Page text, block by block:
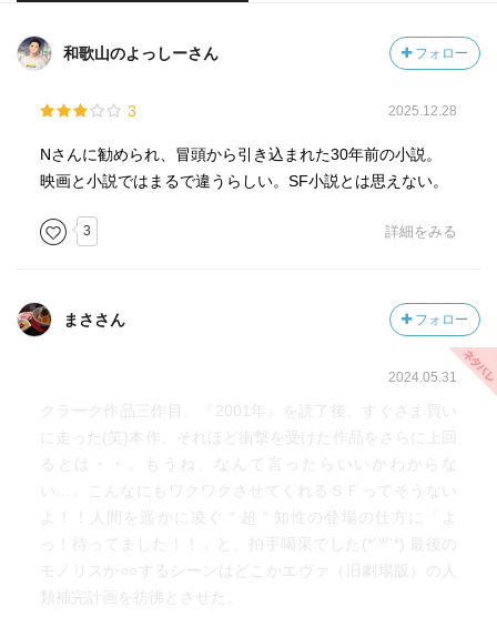
和歌山のよっしーさん フォロー
3 2025.12.28
Nさんに勧められ、冒頭から引き込まれた30年前の小説。
映画と小説ではまるで違うらしい。SF小説とは思えない。
3 詳細をみる
まささん フォロー
2024.05.31
クラーク作品三作目。『2001年』を読了後、すぐさま買い
に走った(笑)本作。それほど衝撃を受けた作品をさらに上回
るとは・・。もうね、なんて言ったらいいかわからな
い…。こんなにもワクワクさせてくれるＳＦってそうない
よ！！人間を遥かに凌ぐ＂超＂知性の登場の仕方に「よ
っ！待ってました！！」と、拍手喝采でした(*´꒳`*) 最後の
モノリスが○○するシーンはどこかエヴァ（旧劇場版）の人
類補完計画を彷彿とさせた。